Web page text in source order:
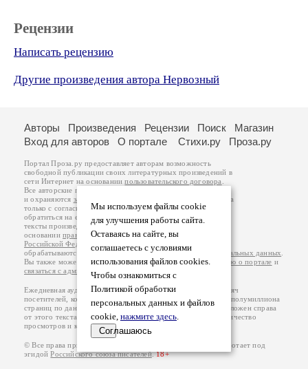
Рецензии
Написать рецензию
Другие произведения автора Нервозный
Мы используем файлы cookie
для улучшения работы сайта.
Оставаясь на сайте, вы
соглашаетесь с условиями
использования файлов cookies.
Чтобы ознакомиться с
Политикой обработки
персональных данных и файлов
cookie, нажмите здесь.
Соглашаюсь
Авторы Произведения Рецензии Поиск
Магазин
Вход для авторов
О портале Стихи.ру Проза.ру
Портал Проза.ру предоставляет авторам возможность
свободной публикации своих литературных произведений в
сети Интернет на основаниипользовательского договора
Все авторские права на произведения принадлежат авторам
и охраняются законом
. Перепечатка произведений возможна
только с согласия его автора, к которому вы можете
обратиться на его авторской странице. Ответственность за
тексты произведений авторы несут самостоятельно на
основанииправил публикацииизаконодательства
Российской Федерации
обрабатываются на основанииПолитики обработки персональных данных
Вы также можете посмотреть более подробнуюинформацию о портале и
связаться с администрацией
Ежедневная аудитория портала Проза.ру – порядка 100 тысяч
посетителей, которые в общей сумме просматривают более полумиллиона
страниц по данным счетчика посещаемости, который расположен справа
от этого текста. В каждой графе указано по две цифры: количество
просмотров и количество посетителей.
© Все права принадлежат авторам, 2000-2026. Портал работает под
эгидойРоссийского союза писателей.18+